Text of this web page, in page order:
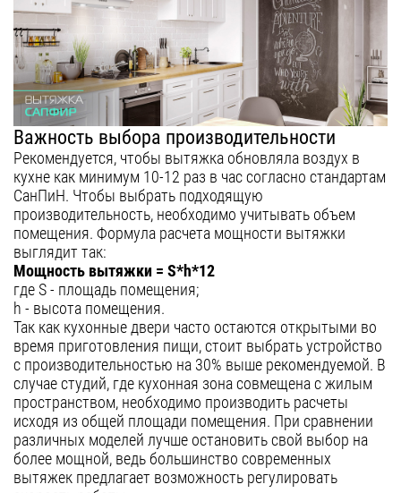
Важность выбора производительности
Рекомендуется, чтобы вытяжка обновляла воздух в
кухне как минимум 10-12 раз в час согласно стандартам
СанПиН. Чтобы выбрать подходящую
производительность, необходимо учитывать объем
помещения. Формула расчета мощности вытяжки
выглядит так:
Мощность вытяжки = S*h*12
где S - площадь помещения;
h - высота помещения.
Так как кухонные двери часто остаются открытыми во
время приготовления пищи, стоит выбрать устройство
с производительностью на 30% выше рекомендуемой. В
случае студий, где кухонная зона совмещена с жилым
пространством, необходимо производить расчеты
исходя из общей площади помещения. При сравнении
различных моделей лучше остановить свой выбор на
более мощной, ведь большинство современных
вытяжек предлагает возможность регулировать